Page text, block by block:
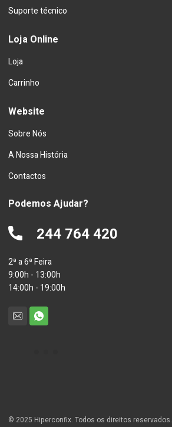
Suporte técnico
Loja Online
Loja
Carrinho
Website
Sobre Nós
A Nossa História
Contactos
Podemos Ajudar?
244 764 420
2ª a 6ª Feira
9:00h - 13:00h
14:00h - 19:00h
© 2025 Hiperconfix. Todos os direitos reservados.